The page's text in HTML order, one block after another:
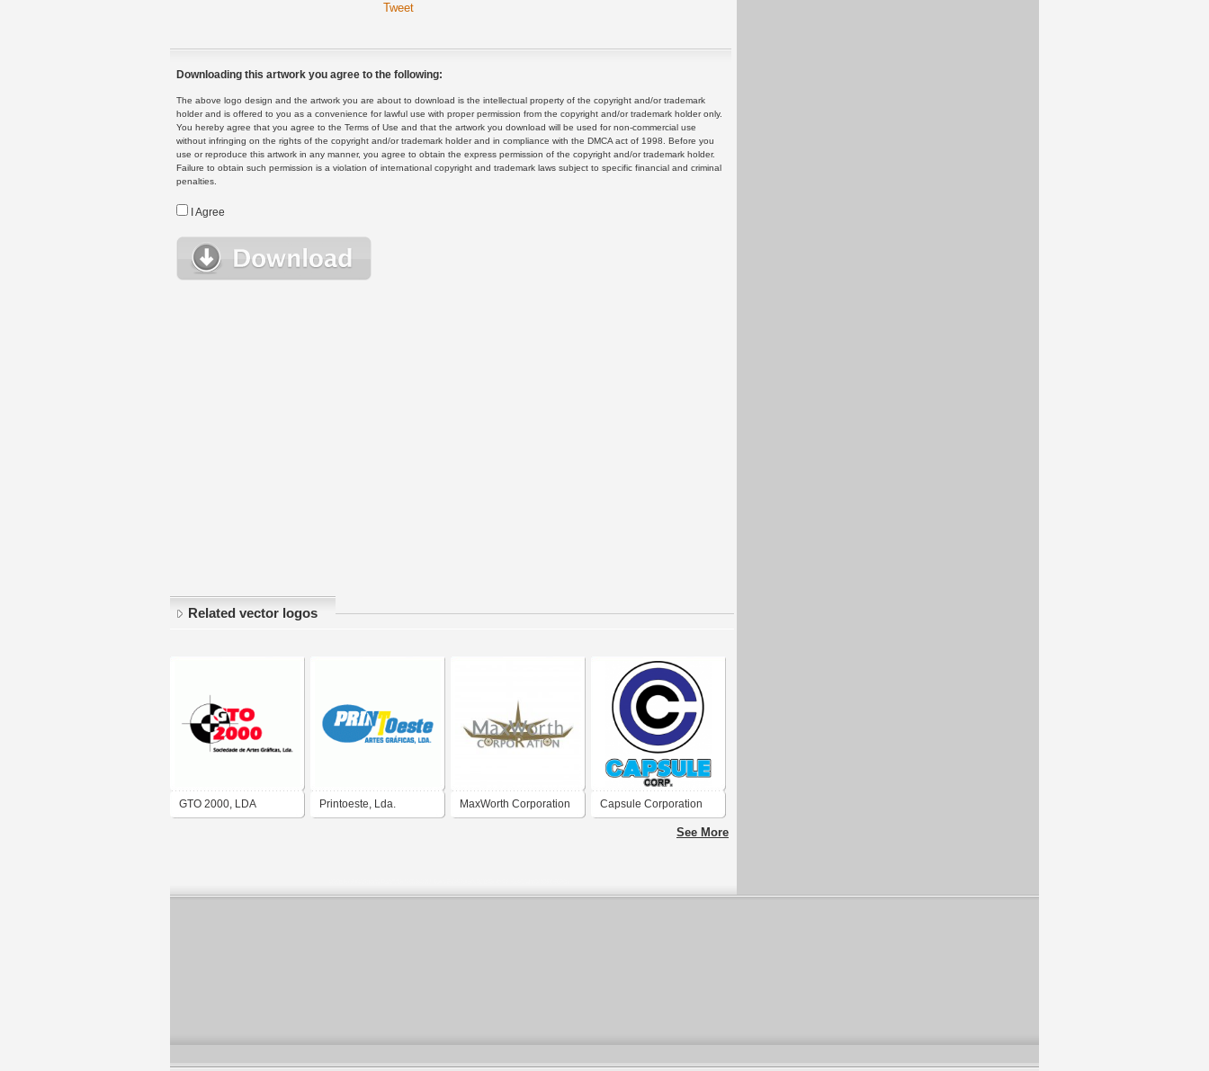
Tweet
Downloading this artwork you agree to the following:
The above logo design and the artwork you are about to download is the intellectual property of the copyright and/or trademark
holder and is offered to you as a convenience for lawful use with proper permission from the copyright and/or trademark holder only.
You hereby agree that you agree to the Terms of Use and that the artwork you download will be used for non-commercial use
without infringing on the rights of the copyright and/or trademark holder and in compliance with the DMCA act of 1998. Before you
use or reproduce this artwork in any manner, you agree to obtain the express permission of the copyright and/or trademark holder.
Failure to obtain such permission is a violation of international copyright and trademark laws subject to specific financial and criminal
penalties.
I Agree
Related vector logos
GTO 2000, LDA Printoeste, Lda. MaxWorth Corporation Capsule Corporation
See More